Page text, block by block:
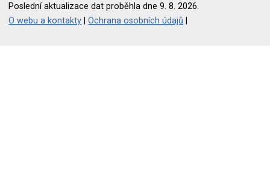
Poslední aktualizace dat proběhla dne 9. 8. 2026.
O webu a kontakty |Ochrana osobních údajů